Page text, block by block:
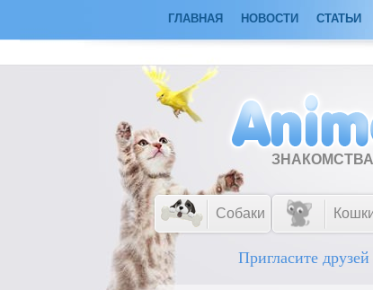
ГЛАВНАЯ НОВОСТИ СТАТЬИ
Собаки
Пригласите